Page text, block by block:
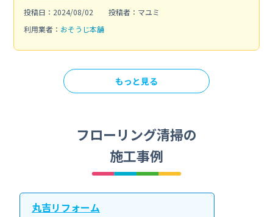
投稿日：2024/08/02
投稿者：マユミ
利用業者： おそうじ本舗
もっと見る
フローリング清掃の
施工事例
丸吉リフォーム